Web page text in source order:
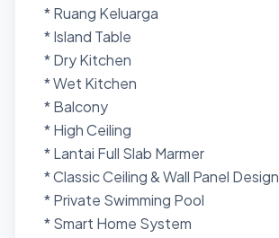
* ⁠Ruang Keluarga
* Island Table
* Dry Kitchen
* Wet Kitchen
* Balcony
* High Ceiling
* ⁠Lantai Full Slab Marmer
* ⁠Classic Ceiling & Wall Panel Design
* Private Swimming Pool
* Smart Home System